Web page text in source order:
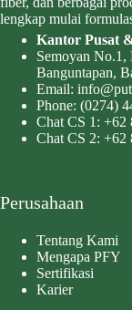
lengkap mulai
Kantor Pusat
Semoyan No.1,
Banguntapan,
Email:
Phone: (0274)
Chat CS 1: +62
Chat CS 2: +62
Perusahaan
Tentang Kami
Mengapa PFY
Sertifikasi
Karier